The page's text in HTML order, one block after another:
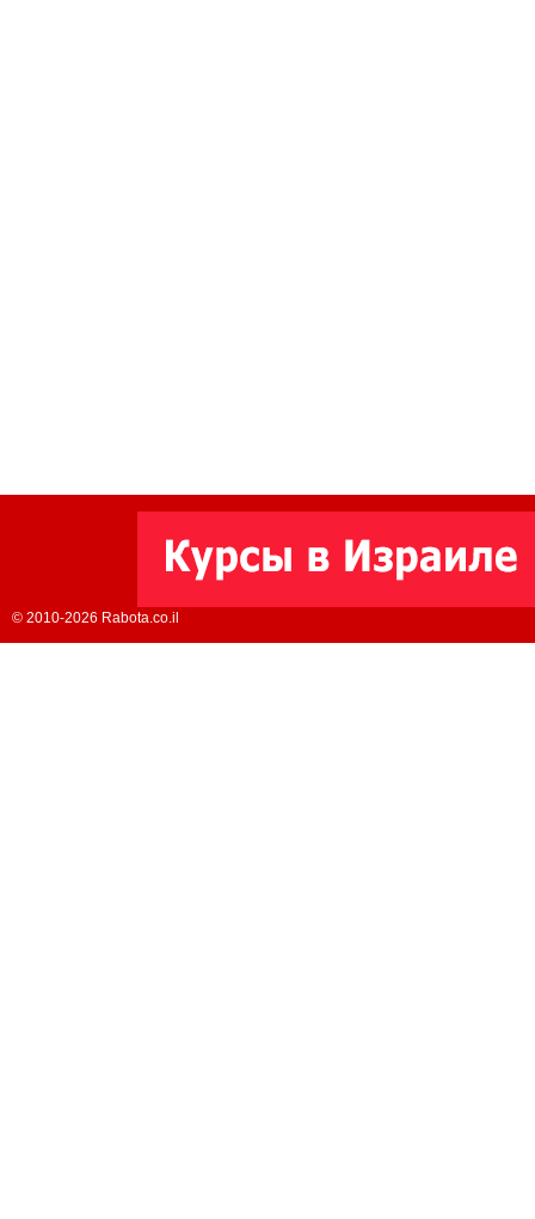
© 2010-2026 Rabota.co.il